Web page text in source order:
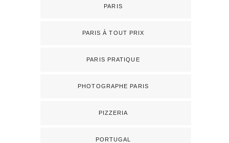
PARIS
PARIS À TOUT PRIX
PARIS PRATIQUE
PHOTOGRAPHE PARIS
PIZZERIA
PORTUGAL